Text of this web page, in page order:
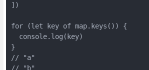
])
for (let key of map.keys()) {
  console.log(key)
}
// "a"
// "b"